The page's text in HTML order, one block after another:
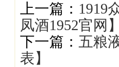
上一篇： 1919
凤酒1952官网
下一篇： 五粮
表】